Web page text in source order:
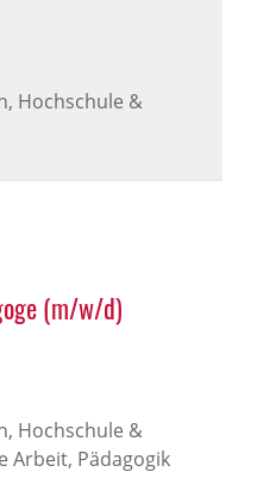
Hochschule &
(m/w/d)
Hochschule &
Arbeit, Pädagogik